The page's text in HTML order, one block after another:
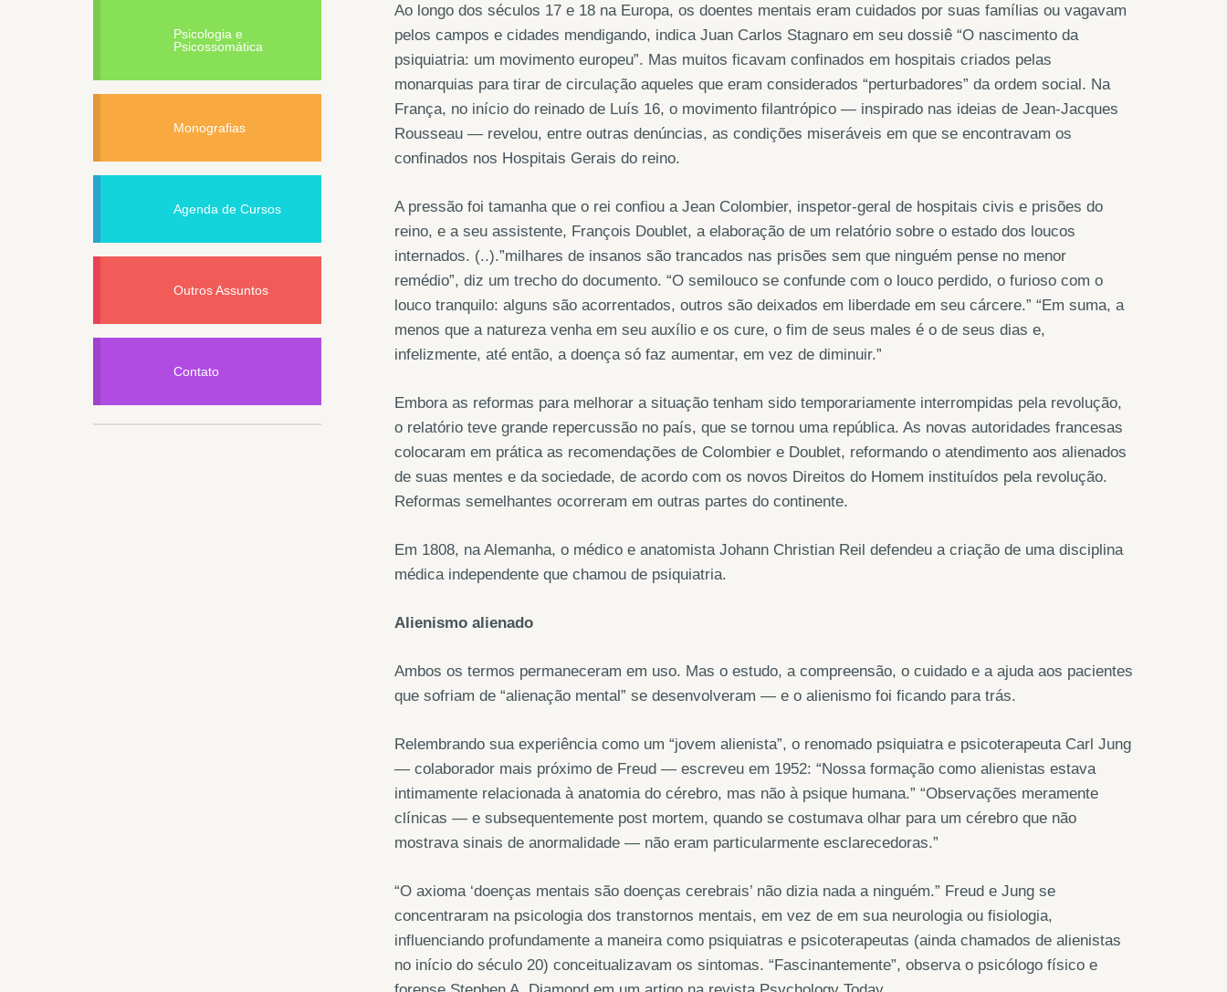
Ao longo dos séculos 17 e 18 na Europa, os doentes mentais eram cuidados por suas famílias ou vagavam
pelos campos e cidades mendigando, indica Juan Carlos Stagnaro em seu dossiê “O nascimento da
psiquiatria: um movimento europeu”. Mas muitos ficavam confinados em hospitais criados pelas
monarquias para tirar de circulação aqueles que eram considerados “perturbadores” da ordem social. Na
França, no início do reinado de Luís 16, o movimento filantrópico — inspirado nas ideias de Jean-Jacques
Rousseau — revelou, entre outras denúncias, as condições miseráveis ​​em que se encontravam os
confinados nos Hospitais Gerais do reino.
A pressão foi tamanha que o rei confiou a Jean Colombier, inspetor-geral de hospitais civis e prisões do
reino, e a seu assistente, François Doublet, a elaboração de um relatório sobre o estado dos loucos
internados. (..).”milhares de insanos são trancados nas prisões sem que ninguém pense no menor
remédio”, diz um trecho do documento. “O semilouco se confunde com o louco perdido, o furioso com o
louco tranquilo: alguns são acorrentados, outros são deixados em liberdade em seu cárcere.” “Em suma, a
menos que a natureza venha em seu auxílio e os cure, o fim de seus males é o de seus dias e,
infelizmente, até então, a doença só faz aumentar, em vez de diminuir.”
Embora as reformas para melhorar a situação tenham sido temporariamente interrompidas pela revolução,
o relatório teve grande repercussão no país, que se tornou uma república. As novas autoridades francesas
colocaram em prática as recomendações de Colombier e Doublet, reformando o atendimento aos alienados
de suas mentes e da sociedade, de acordo com os novos Direitos do Homem instituídos pela revolução.
Reformas semelhantes ocorreram em outras partes do continente.
Em 1808, na Alemanha, o médico e anatomista Johann Christian Reil defendeu a criação de uma disciplina
médica independente que chamou de psiquiatria.
Alienismo alienado
Ambos os termos permaneceram em uso. Mas o estudo, a compreensão, o cuidado e a ajuda aos pacientes
que sofriam de “alienação mental” se desenvolveram — e o alienismo foi ficando para trás.
Relembrando sua experiência como um “jovem alienista”, o renomado psiquiatra e psicoterapeuta Carl Jung
— colaborador mais próximo de Freud — escreveu em 1952: “Nossa formação como alienistas estava
intimamente relacionada à anatomia do cérebro, mas não à psique humana.” “Observações meramente
clínicas — e subsequentemente post mortem, quando se costumava olhar para um cérebro que não
mostrava sinais de anormalidade — não eram particularmente esclarecedoras.”
“O axioma ‘doenças mentais são doenças cerebrais’ não dizia nada a ninguém.” Freud e Jung se
concentraram na psicologia dos transtornos mentais, em vez de em sua neurologia ou fisiologia,
influenciando profundamente a maneira como psiquiatras e psicoterapeutas (ainda chamados de alienistas
no início do século 20) conceitualizavam os sintomas. “Fascinantemente”, observa o psicólogo físico e
Psicologia e
Psicossomática
Monografias
Agenda de Cursos
Outros Assuntos
Contato